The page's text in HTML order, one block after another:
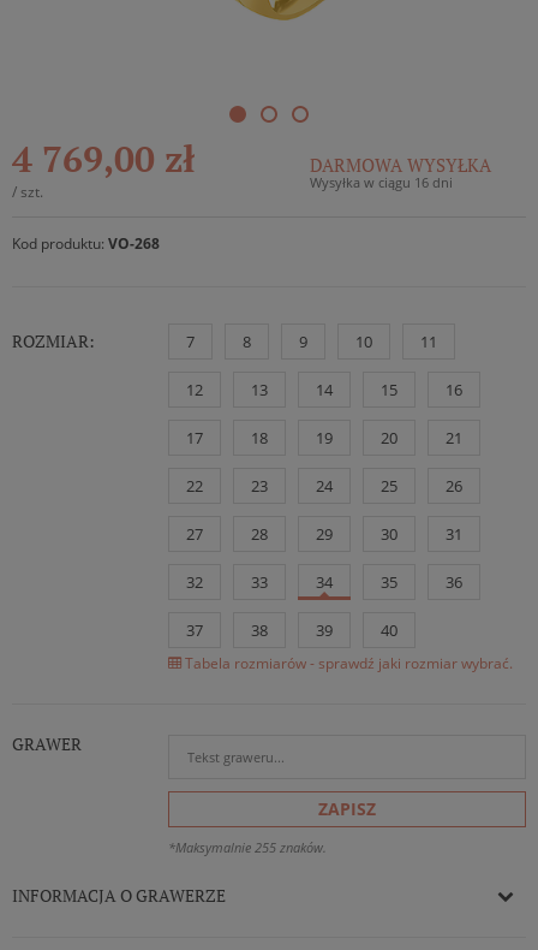
4 769,00 zł
/ szt.
DARMOWA WYSYŁKA
Wysyłka w ciągu 16 dni
Kod produktu: VO-268
ROZMIAR: 7 8 9 10 11
12 13 14 15 16
17 18 19 20 21
22 23 24 25 26
27 28 29 30 31
32 33 34 35 36
37 38 39 40
Tabela rozmiarów - sprawdź jaki rozmiar wybrać.
GRAWER
ZAPISZ
*Maksymalnie 255 znaków.
INFORMACJA O GRAWERZE